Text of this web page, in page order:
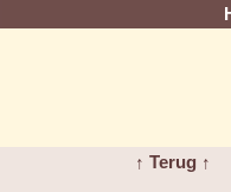
↑ Terug ↑